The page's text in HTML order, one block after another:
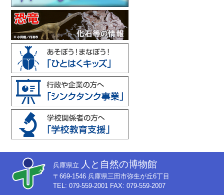
兵庫県立 人と自然の博物館
〒669-1546 兵庫県三田市弥生が丘6丁目
TEL: 079-559-2001 FAX: 079-559-2007